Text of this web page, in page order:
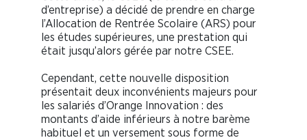
d’entreprise) a décidé de prendre en charge
l’Allocation de Rentrée Scolaire (ARS) pour
les études supérieures, une prestation qui
était jusqu’alors gérée par notre CSEE.
Cependant, cette nouvelle disposition
présentait deux inconvénients majeurs pour
les salariés d’Orange Innovation : des
montants d’aide inférieurs à notre barème
habituel et un versement sous forme de